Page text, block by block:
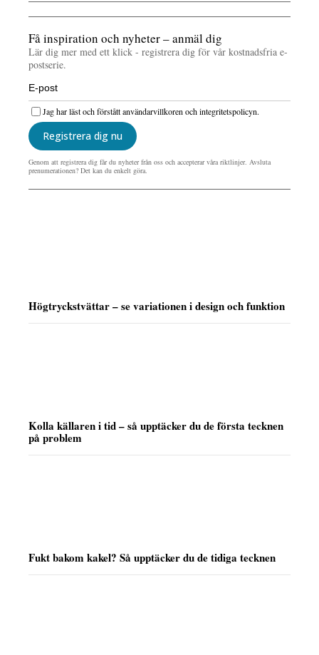
Högtryckstvättar – se variationen i design och funktion
Kolla källaren i tid – så upptäcker du de första tecknen
på problem
Fukt bakom kakel? Så upptäcker du de tidiga tecknen
Få inspiration och nyheter – anmäl dig
Lär dig mer med ett klick - registrera dig för vår kostnadsfria e-
postserie.
Registrera dig nu
Jag har läst och förstått användarvillkoren och integritetspolicyn.
Genom att registrera dig får du nyheter från oss och accepterar våra riktlinjer. Avsluta
prenumerationen? Det kan du enkelt göra.